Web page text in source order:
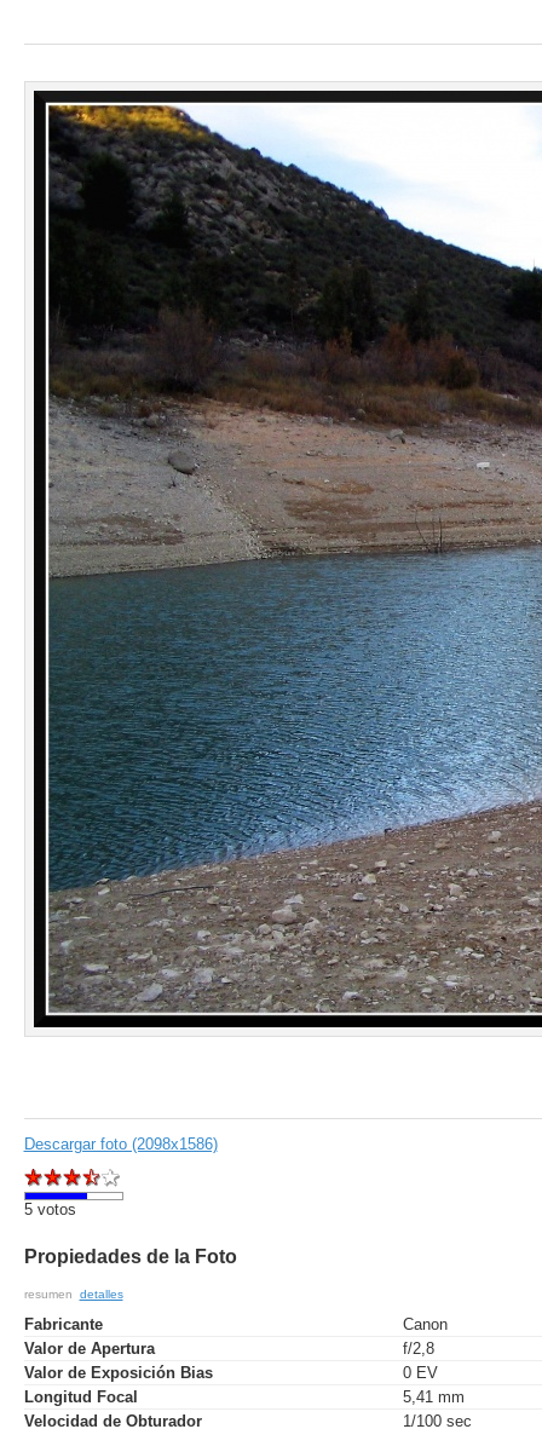
Descargar foto (2098x1586)
5 votos
Propiedades de la Foto
resumen detalles
Fabricante
Canon
Valor de Apertura
f/2,8
Valor de Exposición Bias
0 EV
Longitud Focal
5,41 mm
Velocidad de Obturador
1/100 sec